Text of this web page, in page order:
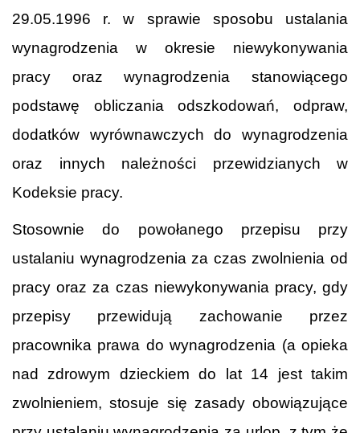
29.05.1996 r. w sprawie sposobu ustalania
wynagrodzenia w okresie niewykonywania
pracy oraz wynagrodzenia stanowiącego
podstawę obliczania odszkodowań, odpraw,
dodatków wyrównawczych do wynagrodzenia
oraz innych należności przewidzianych w
Kodeksie pracy.
Stosownie do powołanego przepisu przy
ustalaniu wynagrodzenia za czas zwolnienia od
pracy oraz za czas niewykonywania pracy, gdy
przepisy przewidują zachowanie przez
pracownika prawa do wynagrodzenia (a opieka
nad zdrowym dzieckiem do lat 14 jest takim
zwolnieniem, stosuje się zasady obowiązujące